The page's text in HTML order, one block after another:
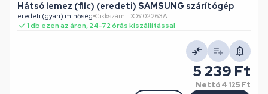
Hátsó lemez (filc) (eredeti) SAMSUNG szárítógép
eredeti (gyári) minőség•Cikkszám: DC6102263A
1 db ezen az áron, 24-72 órás kiszállítással
5 239 Ft
Nettó4 125 Ft